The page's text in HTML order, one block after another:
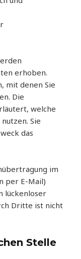
erhoben.
mit denen Sie
Die
welche
Sie
das
im
per E-Mail)
lückenloser
Dritte ist nicht
Stelle